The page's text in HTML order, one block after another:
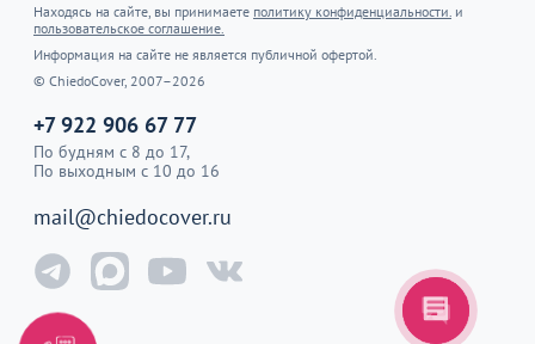
Находясь на сайте, вы принимаете политику конфиденциальности. и
пользовательское соглашение.
Информация на сайте не является публичной офертой.
© ChiedoCover, 2007–2026
+7 922 906 67 77
По будням с 8 до 17,
По выходным с 10 до 16
mail@chiedocover.ru